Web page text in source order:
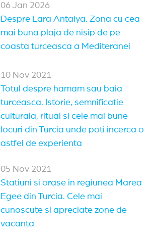
06 Jan 2026
Despre Lara Antalya. Zona cu cea
mai buna plaja de nisip de pe
coasta turceasca a Mediteranei
10 Nov 2021
Totul despre hamam sau baia
turceasca. Istorie, semnificatie
culturala, ritual si cele mai bune
locuri din Turcia unde poti incerca o
astfel de experienta
05 Nov 2021
Statiuni si orase in regiunea Marea
Egee din Turcia. Cele mai
cunoscute si apreciate zone de
vacanta